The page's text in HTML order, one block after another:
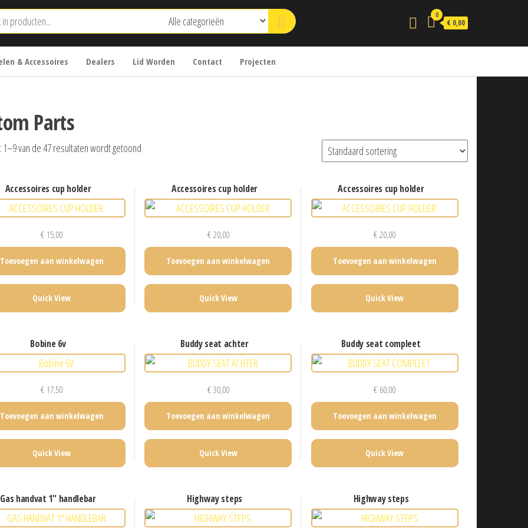
0
€ 0,00
& Accessoires Dealers Lid Worden Contact Projecten
Parts
1–9 van de 47 resultaten wordt getoond
accessoires cup holder
€ 15,00
Toevoegen aan winkelwagen
Quick View
accessoires cup holder
€20,00
Toevoegen aan winkelwagen
Quick View
accessoires cup holder
€20,00
Toevoegen aan winkelwagen
Quick View
bobine 6v
€ 17,50
Toevoegen aan winkelwagen
Quick View
buddy seat achter
€30,00
Toevoegen aan winkelwagen
Quick View
buddy seat compleet
€ 60,00
Toevoegen aan winkelwagen
Quick View
gas handvat 1″ handlebar highway steps highway steps